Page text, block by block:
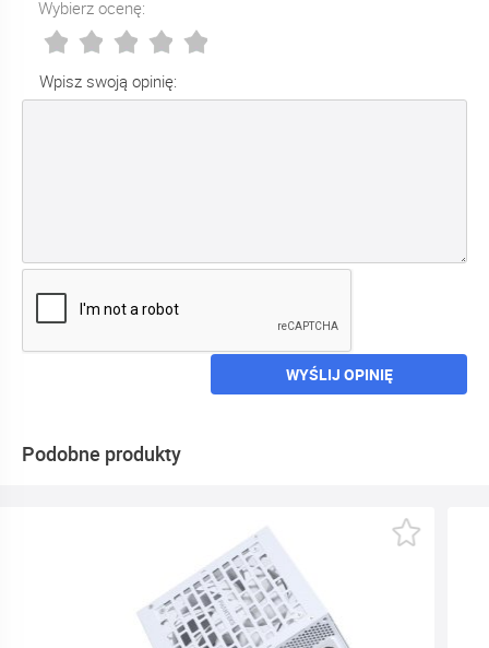
Wybierz ocenę:
Wpisz swoją opinię:
WYŚLIJ OPINIĘ
Podobne produkty